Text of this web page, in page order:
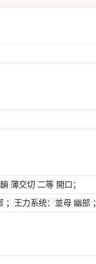
薄交切 二等 開口；
王力系统：並母 幽部 ；